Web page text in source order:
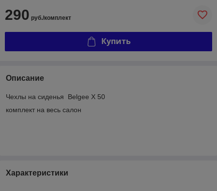
290 руб./комплект
Купить
Описание
Чехлы на сиденья Belgee X 50
комплект на весь салон
Характеристики